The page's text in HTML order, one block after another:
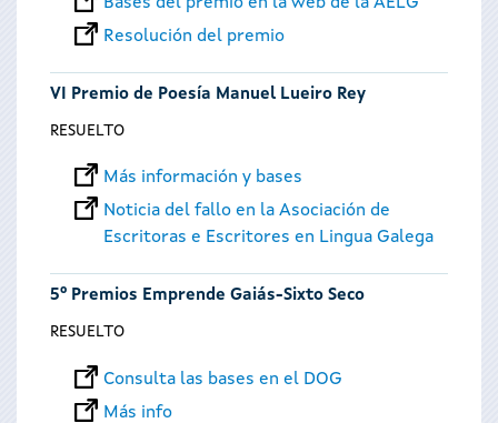
Resolución del premio
VI Premio de Poesía Manuel Lueiro Rey
RESUELTO
Más información y bases
Noticia del fallo en la Asociación de
Escritoras e Escritores en Lingua Galega
5º Premios Emprende Gaiás-Sixto Seco
RESUELTO
Consulta las bases en el DOG
Más info